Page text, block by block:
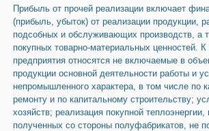
Прибыль от прочей реализации включает
(прибыль, убыток) от реализации продукции,
подсобных и обслуживающих производств, а
покупных товарно-материальных ценностей.
предприятия относятся не включаемые в
продукции основной деятельности работы и
непромышленного характера, в том числе по
ремонту и по капитальному строительству;
хозяйств; реализация покупной
полученных со стороны полуфабрикатов, не